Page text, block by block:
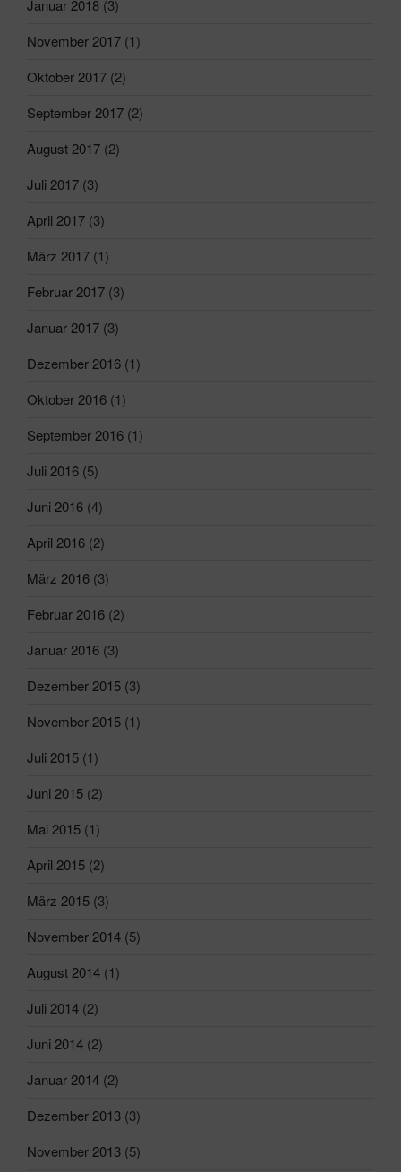
Januar 2018 (3)
November 2017 (1)
Oktober 2017 (2)
September 2017 (2)
August 2017 (2)
Juli 2017 (3)
April 2017 (3)
März 2017 (1)
Februar 2017 (3)
Januar 2017 (3)
Dezember 2016 (1)
Oktober 2016 (1)
September 2016 (1)
Juli 2016 (5)
Juni 2016 (4)
April 2016 (2)
März 2016 (3)
Februar 2016 (2)
Januar 2016 (3)
Dezember 2015 (3)
November 2015 (1)
Juli 2015 (1)
Juni 2015 (2)
Mai 2015 (1)
April 2015 (2)
März 2015 (3)
November 2014 (5)
August 2014 (1)
Juli 2014 (2)
Juni 2014 (2)
Januar 2014 (2)
Dezember 2013 (3)
November 2013 (5)